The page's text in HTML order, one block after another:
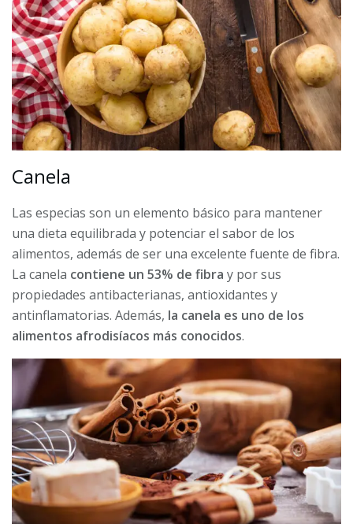
Canela
Las especias son un elemento básico para mantener
una dieta equilibrada y potenciar el sabor de los
alimentos, además de ser una excelente fuente de fibra.
La canela contiene un 53% de fibra y por sus
propiedades antibacterianas, antioxidantes y
antinflamatorias. Además, la canela es uno de los
alimentos afrodisíacos más conocidos.